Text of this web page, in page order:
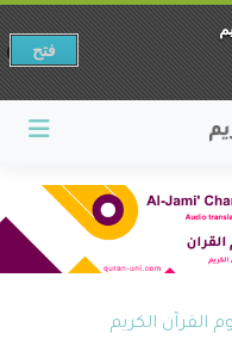
القرآن الكريم
فتح